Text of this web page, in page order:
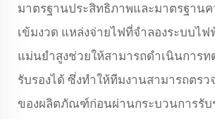
มาตรฐานประสิทธิภาพและมาตรฐาน
เข้มงวด แหล่งจ่ายไฟที่จำลองระบบไ
แม่นยำสูงช่วยให้สามารถดำเนินการ
รับรองได้ ซึ่งทำให้ทีมงานสามารถตร
ของผลิตภัณฑ์ก่อนผ่านกระบวนการรับ